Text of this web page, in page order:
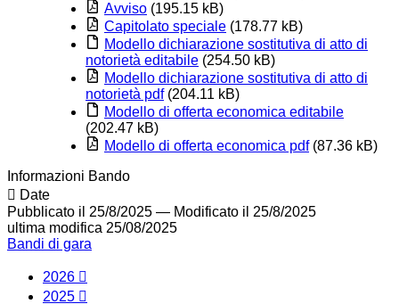
Avviso (195.15 kB)
Capitolato speciale (178.77 kB)
Modello dichiarazione sostitutiva di atto di
notorietà editabile (254.50 kB)
Modello dichiarazione sostitutiva di atto di
notorietà pdf (204.11 kB)
Modello di offerta economica editabile
(202.47 kB)
Modello di offerta economica pdf (87.36 kB)
Informazioni Bando
Date
Pubblicato il 25/8/2025 — Modificato il 25/8/2025
ultima modifica 25/08/2025
Bandi di gara
2026
2025